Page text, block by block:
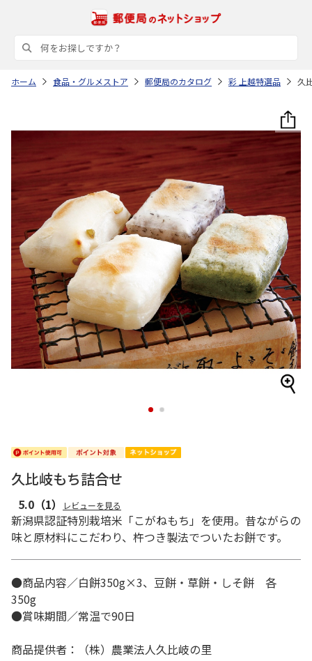
ホーム 食品・グルメストア 郵便局のカタログ 彩 上越特選品 久
1 2
久比岐もち詰合せ
5.0 （1） レビューを見る
新潟県認証特別栽培米「こがねもち」を使用。昔ながらの
味と原材料にこだわり、杵つき製法でついたお餅です。
●商品内容／白餅350g×3、豆餅・草餅・しそ餅 各
350g
●賞味期間／常温で90日
商品提供者：（株）農業法人久比岐の里